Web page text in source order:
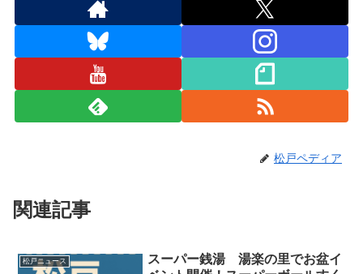
松戸ペディア
関連記事
松戸ニュース
スーパー銭湯 湯楽の里でお盆イ